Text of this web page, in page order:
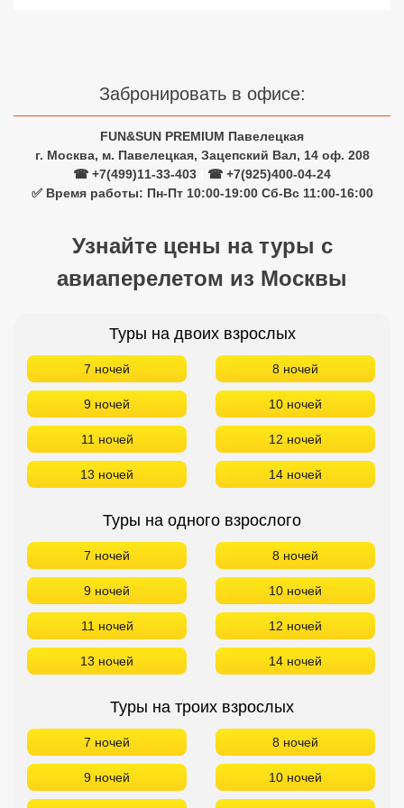
Забронировать в офисе:
FUN&SUN PREMIUM Павелецкая
г. Москва, м. Павелецкая, Зацепский Вал, 14 оф. 208
☎ +7(499)11-33-403
☎ +7(925)400-04-24
✅ Время работы: Пн-Пт 10:00-19:00 Сб-Вс 11:00-16:00
Узнайте цены на туры с
авиаперелетом из Москвы
Туры на двоих взрослых
7 ночей 8 ночей
9 ночей 10 ночей
11 ночей 12 ночей
13 ночей 14 ночей
Туры на одного взрослого
7 ночей 8 ночей
9 ночей 10 ночей
11 ночей 12 ночей
13 ночей 14 ночей
Туры на троих взрослых
7 ночей 8 ночей
9 ночей 10 ночей